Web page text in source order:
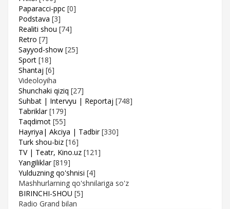
Paparacci-ppc [0]
Podstava [3]
Realiti shou [74]
Retro [7]
Sayyod-show [25]
Sport [18]
Shantaj [6]
Videoloyiha
Shunchaki qiziq [27]
Suhbat | Intervyu | Reportaj [748]
Tabriklar [179]
Taqdimot [55]
Hayriya| Akciya | Tadbir [330]
Turk shou-biz [16]
TV | Teatr, Kino.uz [121]
Yangiliklar [819]
Yulduzning qo'shnisi [4]
Mashhurlarning qo'shnilariga so'z
BIRINCHI-SHOU [5]
Radio Grand bilan